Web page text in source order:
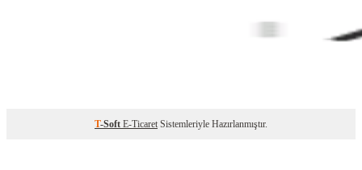
T-Soft E-Ticaret Sistemleriyle Hazırlanmıştır.